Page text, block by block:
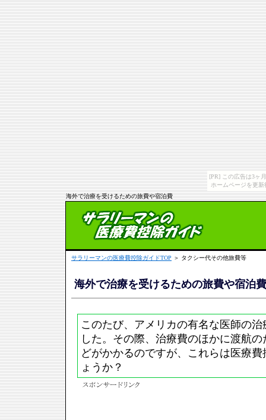
[PR] この広告は3ヶ
ホームページを更
海外で治療を受けるための旅費や宿泊費
サラリーマンの医療費控除ガイドTOP ＞ タクシー代その他旅費等
海外で治療を受けるための旅費や宿泊費
このたび、アメリカの有名な医師の
した。その際、治療費のほかに渡航
どがかかるのですが、これらは医療
ょうか？